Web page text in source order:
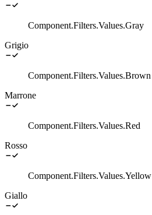
Component.Filters.Values.Gray
Grigio
Component.Filters.Values.Brown
Marrone
Component.Filters.Values.Red
Rosso
Component.Filters.Values.Yellow
Giallo